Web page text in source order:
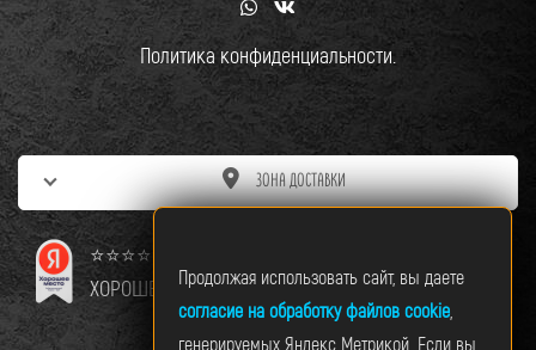
Политика конфиденциальности.
ЗОНА ДОСТАВКИ
⭐⭐⭐⭐⭐
ХОРОШЕЕ МЕСТОПродолжая использовать сайт, вы даете
согласие на обработку файлов cookie
генерируемых Яндекс Метрикой. Если вы